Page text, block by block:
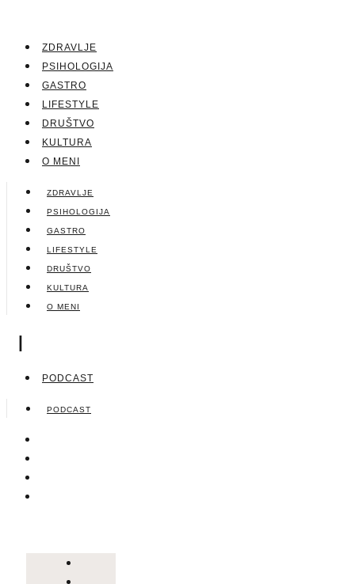
ZDRAVLJE
PSIHOLOGIJA
GASTRO
LIFESTYLE
DRUŠTVO
KULTURA
O MENI
ZDRAVLJE
PSIHOLOGIJA
GASTRO
LIFESTYLE
DRUŠTVO
KULTURA
O MENI
|
PODCAST
PODCAST